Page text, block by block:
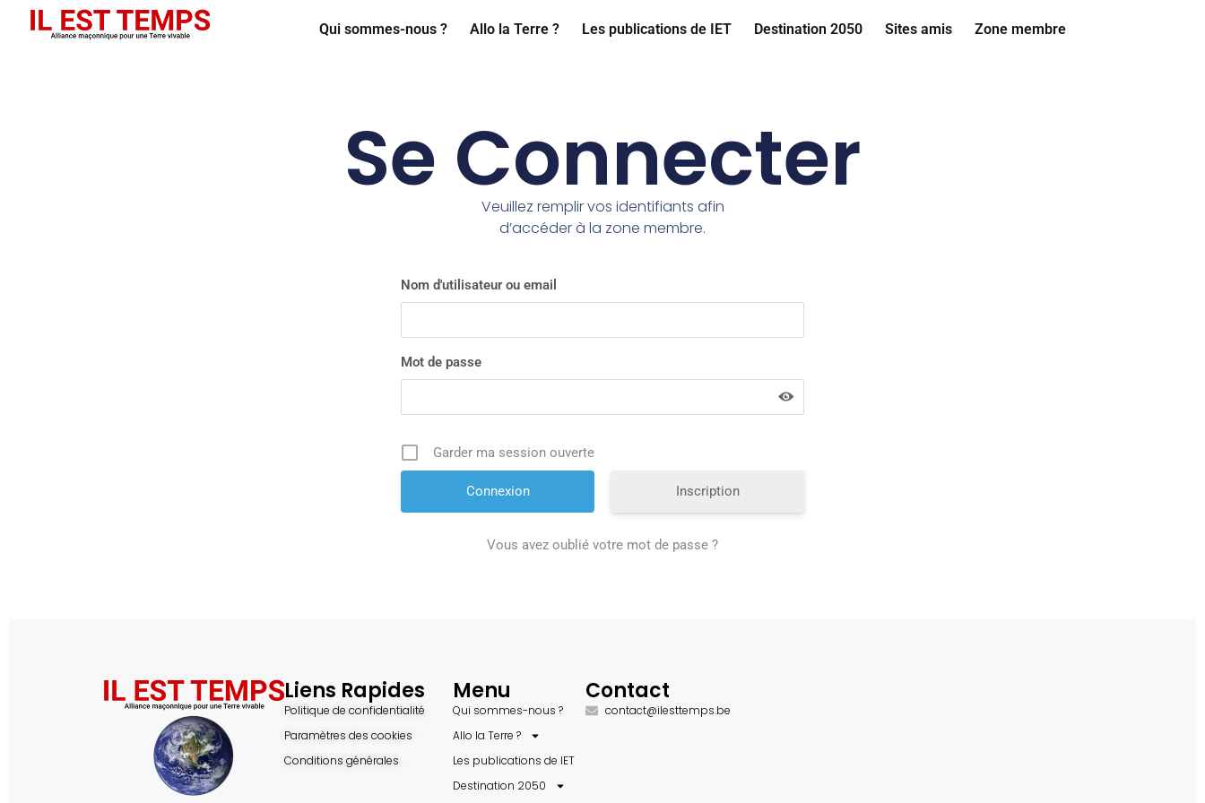
Qui sommes-nous ? Allo la Terre ? Les publications de IET Destination 2050 Sites amis Zone membre
Se Connecter
Veuillez remplir vos identifiants afin
d’accéder à la zone membre.
Nom d'utilisateur ou email
Mot de passe
Garder ma session ouverte
Inscription
Vous avez oublié votre mot de passe ?
Liens Rapides
Politique de confidentialité
Paramètres des cookies
Conditions générales
Menu
Qui sommes-nous ?
Allo la Terre ?
Les publications de IET
Destination 2050
Contact
contact@ilesttemps.be